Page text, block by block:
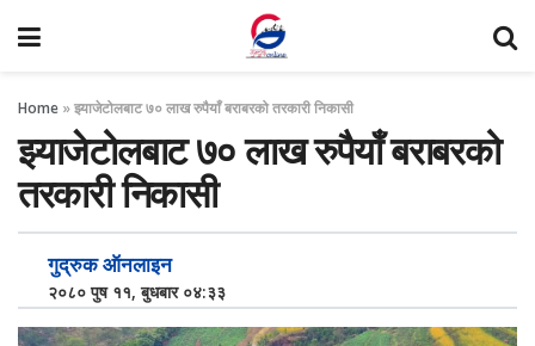
Home »झ्याजेटोलबाट ७० लाख रुपैयाँ बराबरको तरकारी निकासी
झ्याजेटोलबाट ७० लाख रुपैयाँ बराबरको
तरकारी निकासी
गुद्रुक ऑनलाइन
२०८० पुष ११, बुधबार ०४:३३